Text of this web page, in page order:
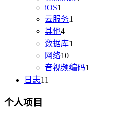
iOS1
云服务1
其他4
数据库1
网络10
音视频编码1
日志11
个人项目